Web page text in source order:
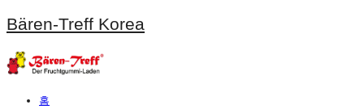
Bären-Treff Korea
홈